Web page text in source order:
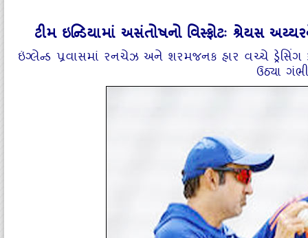
ટીમ ઇન્‍ડિયામાં અસંતોષનો વિસ્‍ફોટઃ શ્રેયસ
ઇંગ્‍લેન્‍ડ પ્રવાસમાં રનચેઝ અને શરમજનક હાર વચ્‍ચે
ઉઠ્‍યા